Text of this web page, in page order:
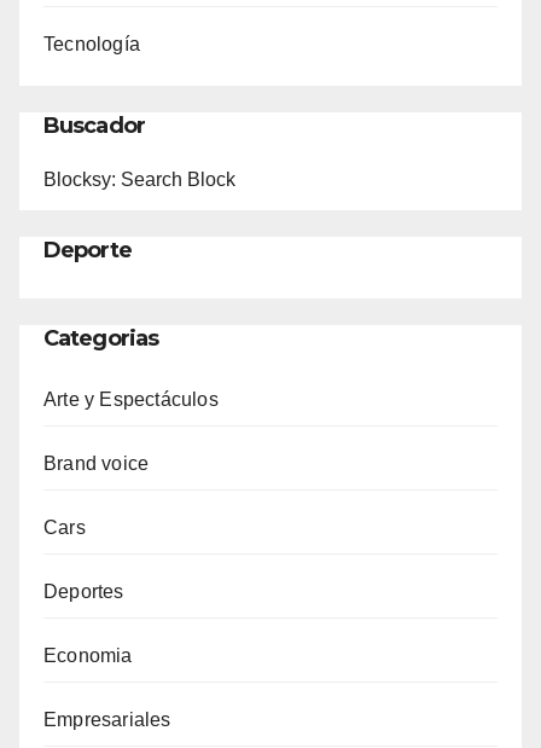
Tecnología
Buscador
Blocksy: Search Block
Deporte
Categorias
Arte y Espectáculos
Brand voice
Cars
Deportes
Economia
Empresariales